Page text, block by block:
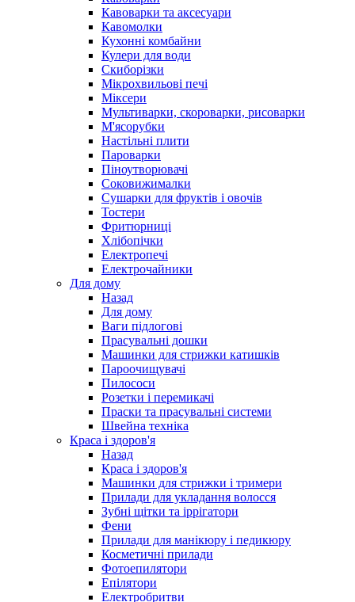
Кавоварки та аксесуари
Кавомолки
Кухонні комбайни
Кулери для води
Скиборізки
Мікрохвильові печі
Міксери
Мультиварки, скороварки, рисоварки
М'ясорубки
Настільні плити
Пароварки
Піноутворювачі
Соковижималки
Сушарки для фруктів і овочів
Тостери
Фритюрниці
Хлібопічки
Електропечі
Електрочайники
Для дому
Назад
Для дому
Ваги підлогові
Прасувальні дошки
Машинки для стрижки катишків
Пароочищувачі
Пилососи
Розетки і перемикачі
Праски та прасувальні системи
Швейна техніка
Краса і здоров'я
Назад
Краса і здоров'я
Машинки для стрижки і тримери
Прилади для укладання волосся
Зубні щітки та іррігатори
Фени
Прилади для манікюру і педикюру
Косметичні прилади
Фотоепилятори
Епілятори
Електробритви